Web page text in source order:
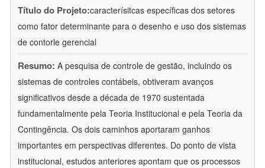
Título do Projeto:caracterísitcas específicas dos setores
como fator determinante para o desenho e uso dos sistemas
de contorle gerencial
Resumo: A pesquisa de controle de gestão, incluindo os
sistemas de controles contábeis, obtiveram avanços
significativos desde a década de 1970 sustentada
fundamentalmente pela Teoria Institucional e pela Teoria da
Contingência. Os dois caminhos aportaram ganhos
importantes em perspectivas diferentes. Do ponto de vista
institucional, estudos anteriores apontam que os processos